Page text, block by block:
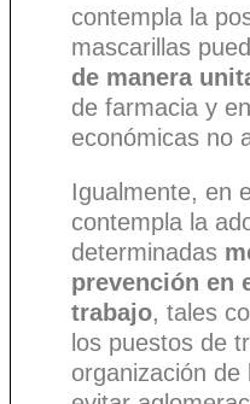
contempla la
mascarillas
de manera
de farmacia y
económicas no
Igualmente, en
contempla la
determinadas
prevención en
trabajo, tales
los puestos de
organización